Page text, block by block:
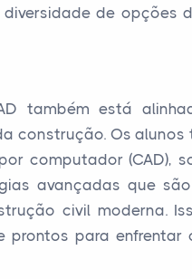
de
também está
construção. Os alunos
computador (CAD),
avançadas que
civil moderna.
prontos para enfrentar